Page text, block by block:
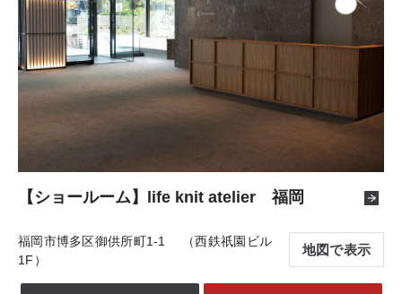
【ショールーム】life knit atelier 福岡
福岡市博多区御供所町1-1 （西鉄祇園ビル
1F）
地図で表示